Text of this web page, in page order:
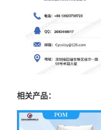
相关产品：